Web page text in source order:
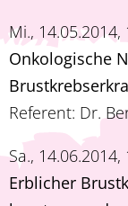
Mi.,
Onkologische
Referent: Dr.
Sa.,
Erblicher